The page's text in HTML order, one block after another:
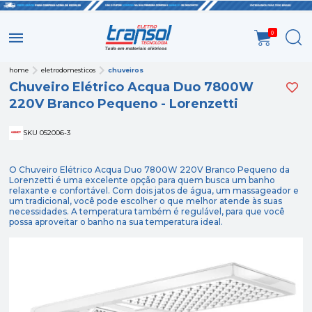
0
home eletrodomesticos chuveiros
Chuveiro Elétrico Acqua Duo 7800W
220V Branco Pequeno - Lorenzetti
SKU 052006-3
O Chuveiro Elétrico Acqua Duo 7800W 220V Branco Pequeno da
Lorenzetti é uma excelente opção para quem busca um banho
relaxante e confortável. Com dois jatos de água, um massageador e
um tradicional, você pode escolher o que melhor atende às suas
necessidades. A temperatura também é regulável, para que você
possa aproveitar o banho na sua temperatura ideal.